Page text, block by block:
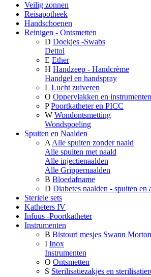
Veilig zonnen
Reisapotheek
Handschoenen
Reinigen - Ontsmetten
D Doekjes -Swabs
Dettol
E Ether
H Handzeep - Handcrème
Handgel en handspray
L Lucht zuiveren
O Oppervlakken en instrumenten
P Poortkatheter en PICC
W Wondontsmetting
Wondspoeling
Spuiten en Naalden
A Alle spuiten zonder naald
Alle spuiten met naald
Alle injectienaalden
Alle Grippernaalden
B Bloedafname
D Diabetes naalden - spuiten en
Steriele sets
Katheters IV
Infuus -Poortkatheter
Instrumenten
B Bistouri mesjes Swann Morton
I Inox
Instrumenten
O Ontsmetten
S Sterilisatiezakjes en